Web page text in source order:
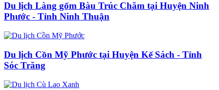
Du lịch Làng gốm Bàu Trúc Chăm tại Huyện Ninh
Phước - Tỉnh Ninh Thuận
Du lịch Cồn Mỹ Phước tại Huyện Kế Sách - Tỉnh
Sóc Trăng